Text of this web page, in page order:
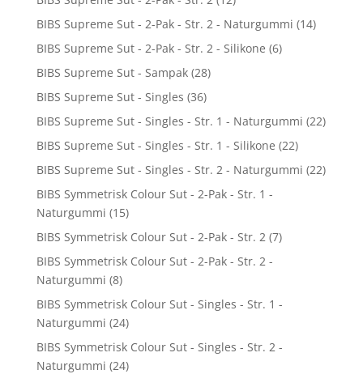
BIBS Supreme Sut - 2-Pak - Str. 2 - Naturgummi (14)
BIBS Supreme Sut - 2-Pak - Str. 2 - Silikone (6)
BIBS Supreme Sut - Sampak (28)
BIBS Supreme Sut - Singles (36)
BIBS Supreme Sut - Singles - Str. 1 - Naturgummi (22)
BIBS Supreme Sut - Singles - Str. 1 - Silikone (22)
BIBS Supreme Sut - Singles - Str. 2 - Naturgummi (22)
BIBS Symmetrisk Colour Sut - 2-Pak - Str. 1 -
Naturgummi (15)
BIBS Symmetrisk Colour Sut - 2-Pak - Str. 2 (7)
BIBS Symmetrisk Colour Sut - 2-Pak - Str. 2 -
Naturgummi (8)
BIBS Symmetrisk Colour Sut - Singles - Str. 1 -
Naturgummi (24)
BIBS Symmetrisk Colour Sut - Singles - Str. 2 -
Naturgummi (24)